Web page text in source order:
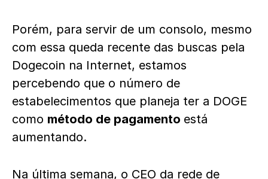
Porém, para servir de um consolo, mesmo
com essa queda recente das buscas pela
Dogecoin na Internet, estamos
percebendo que o número de
estabelecimentos que planeja ter a DOGE
como método de pagamento está
aumentando.
Na última semana, o CEO da rede de